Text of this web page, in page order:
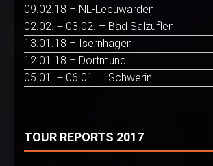
09.02.18 – NL-Leeuwarden
02.02. + 03.02. – Bad Salzuflen
13.01.18 – Isernhagen
12.01.18 – Dortmund
05.01. + 06.01. – Schwerin
TOUR REPORTS 2017